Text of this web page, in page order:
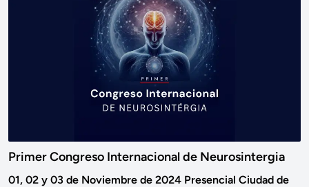
Primer Congreso Internacional de Neurosintergia
01, 02 y 03 de Noviembre de 2024 Presencial Ciudad de